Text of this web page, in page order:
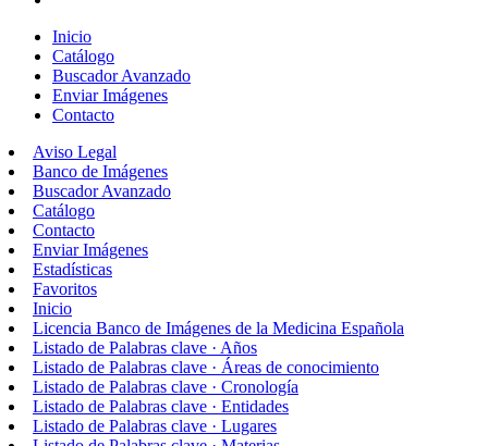
Inicio
Catálogo
Buscador Avanzado
Enviar Imágenes
Contacto
Aviso Legal
Banco de Imágenes
Buscador Avanzado
Catálogo
Contacto
Enviar Imágenes
Estadísticas
Favoritos
Inicio
Licencia Banco de Imágenes de la Medicina Española
Listado de Palabras clave · Años
Listado de Palabras clave · Áreas de conocimiento
Listado de Palabras clave · Cronología
Listado de Palabras clave · Entidades
Listado de Palabras clave · Lugares